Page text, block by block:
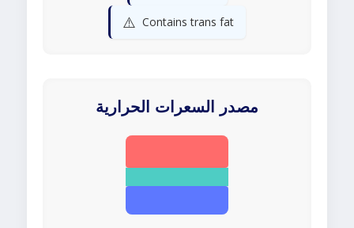
⚠️ Contains trans fat
مصدر السعرات الحرارية